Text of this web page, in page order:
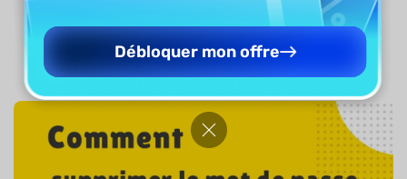
Méthodes simples et faciles pour anonymiser
un PDF
Débloquer mon offre